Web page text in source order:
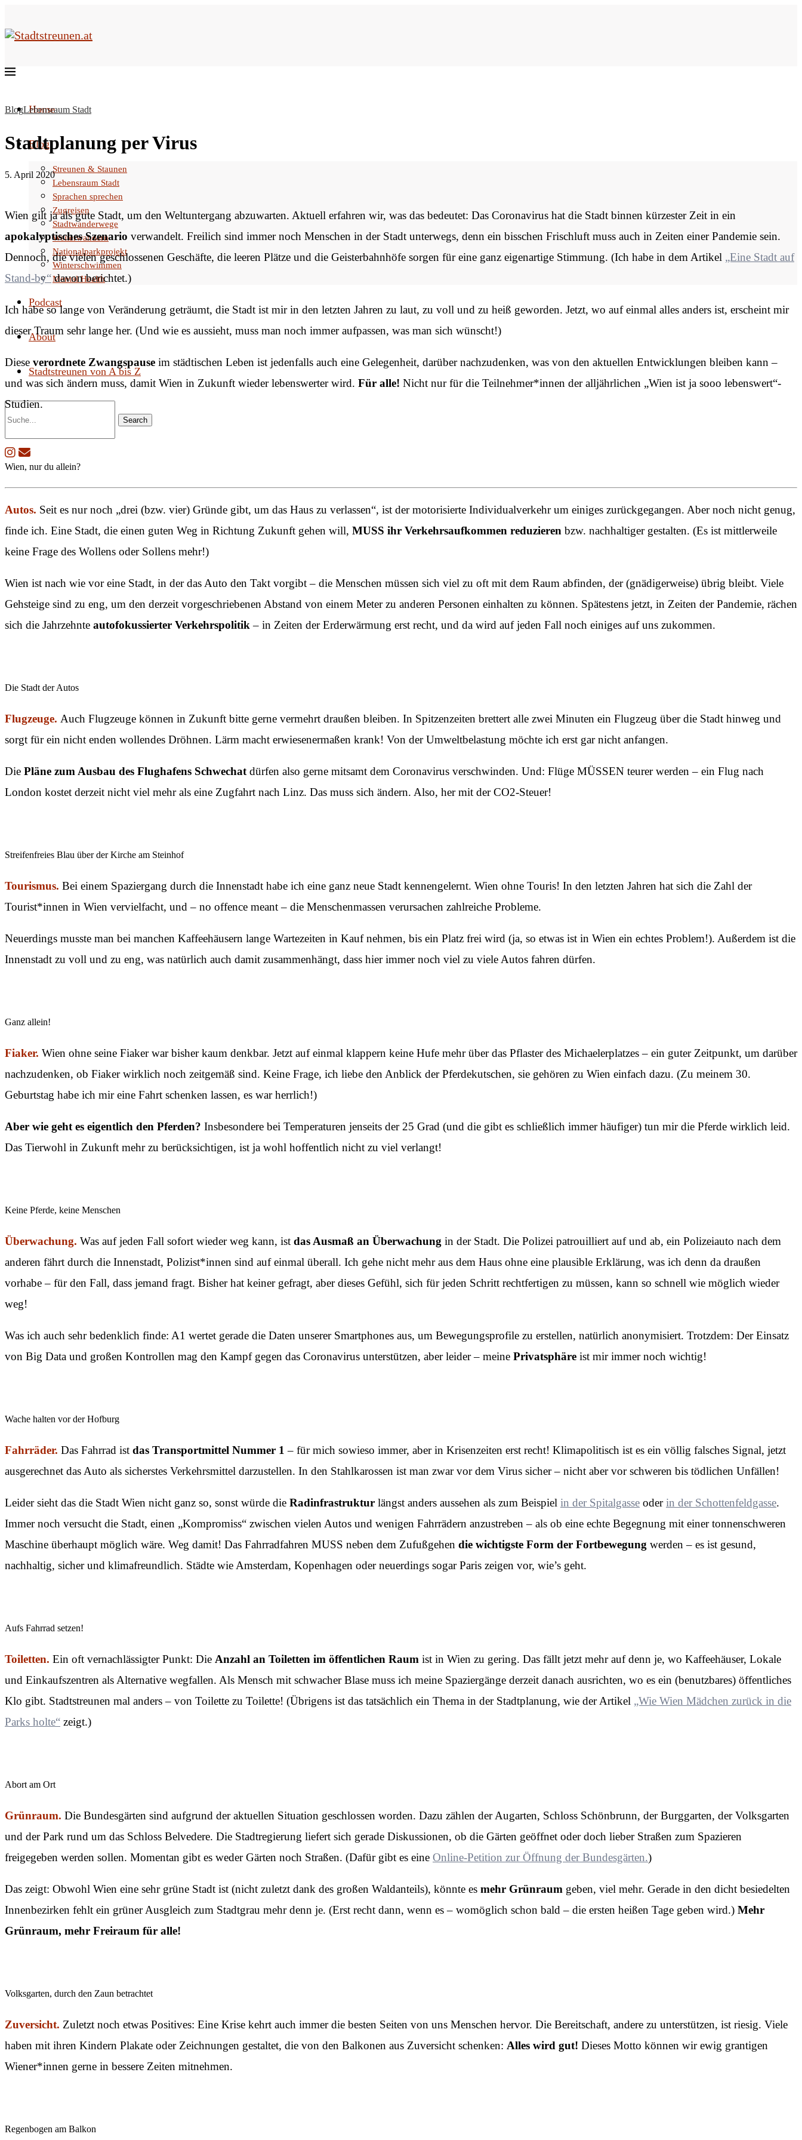
Home
Blog
Streunen & Staunen
Lebensraum Stadt
Sprachen sprechen
Zugreisen
Stadtwanderwege
Weiterwandern
Nationalparkprojekt
Winterschwimmen
Mental Health
Podcast
About
Stadtstreunen von A bis Z
Search
BlogLebensraum Stadt
Stadtplanung per Virus
5. April 2020
Wien gilt ja als gute Stadt, um den Weltuntergang abzuwarten. Aktuell erfahren wir, was das bedeutet: Das Coronavirus hat die Stadt binnen kürzester Zeit in ein
apokalyptisches Szenario verwandelt. Freilich sind immer noch Menschen in der Stadt unterwegs, denn ein bisschen Frischluft muss auch in Zeiten einer Pandemie sein.
Dennoch, die vielen geschlossenen Geschäfte, die leeren Plätze und die Geisterbahnhöfe sorgen für eine ganz eigenartige Stimmung. (Ich habe in dem Artikel „Eine Stadt auf
Stand-by“davon berichtet.)
Ich habe so lange von Veränderung geträumt, die Stadt ist mir in den letzten Jahren zu laut, zu voll und zu heiß geworden. Jetzt, wo auf einmal alles anders ist, erscheint mir
dieser Traum sehr lange her. (Und wie es aussieht, muss man noch immer aufpassen, was man sich wünscht!)
Diese verordnete Zwangspause im städtischen Leben ist jedenfalls auch eine Gelegenheit, darüber nachzudenken, was von den aktuellen Entwicklungen bleiben kann –
und was sich ändern muss, damit Wien in Zukunft wieder lebenswerter wird. Für alle! Nicht nur für die Teilnehmer*innen der alljährlichen „Wien ist ja sooo lebenswert“-
Studien.
Wien, nur du allein?
Autos. Seit es nur noch „drei (bzw. vier) Gründe gibt, um das Haus zu verlassen“, ist der motorisierte Individualverkehr um einiges zurückgegangen. Aber noch nicht genug,
finde ich. Eine Stadt, die einen guten Weg in Richtung Zukunft gehen will, MUSS ihr Verkehrsaufkommen reduzieren bzw. nachhaltiger gestalten. (Es ist mittlerweile
keine Frage des Wollens oder Sollens mehr!)
Wien ist nach wie vor eine Stadt, in der das Auto den Takt vorgibt – die Menschen müssen sich viel zu oft mit dem Raum abfinden, der (gnädigerweise) übrig bleibt. Viele
Gehsteige sind zu eng, um den derzeit vorgeschriebenen Abstand von einem Meter zu anderen Personen einhalten zu können. Spätestens jetzt, in Zeiten der Pandemie, rächen
sich die Jahrzehnte autofokussierter Verkehrspolitik – in Zeiten der Erderwärmung erst recht, und da wird auf jeden Fall noch einiges auf uns zukommen.
Die Stadt der Autos
Flugzeuge. Auch Flugzeuge können in Zukunft bitte gerne vermehrt draußen bleiben. In Spitzenzeiten brettert alle zwei Minuten ein Flugzeug über die Stadt hinweg und
sorgt für ein nicht enden wollendes Dröhnen. Lärm macht erwiesenermaßen krank! Von der Umweltbelastung möchte ich erst gar nicht anfangen.
Die Pläne zum Ausbau des Flughafens Schwechat dürfen also gerne mitsamt dem Coronavirus verschwinden. Und: Flüge MÜSSEN teurer werden – ein Flug nach
London kostet derzeit nicht viel mehr als eine Zugfahrt nach Linz. Das muss sich ändern. Also, her mit der CO2-Steuer!
Streifenfreies Blau über der Kirche am Steinhof
Tourismus. Bei einem Spaziergang durch die Innenstadt habe ich eine ganz neue Stadt kennengelernt. Wien ohne Touris! In den letzten Jahren hat sich die Zahl der
Tourist*innen in Wien vervielfacht, und – no offence meant – die Menschenmassen verursachen zahlreiche Probleme.
Neuerdings musste man bei manchen Kaffeehäusern lange Wartezeiten in Kauf nehmen, bis ein Platz frei wird (ja, so etwas ist in Wien ein echtes Problem!). Außerdem ist die
Innenstadt zu voll und zu eng, was natürlich auch damit zusammenhängt, dass hier immer noch viel zu viele Autos fahren dürfen.
Ganz allein!
Fiaker. Wien ohne seine Fiaker war bisher kaum denkbar. Jetzt auf einmal klappern keine Hufe mehr über das Pflaster des Michaelerplatzes – ein guter Zeitpunkt, um darüber
nachzudenken, ob Fiaker wirklich noch zeitgemäß sind. Keine Frage, ich liebe den Anblick der Pferdekutschen, sie gehören zu Wien einfach dazu. (Zu meinem 30.
Geburtstag habe ich mir eine Fahrt schenken lassen, es war herrlich!)
Aber wie geht es eigentlich den Pferden? Insbesondere bei Temperaturen jenseits der 25 Grad (und die gibt es schließlich immer häufiger) tun mir die Pferde wirklich leid.
Das Tierwohl in Zukunft mehr zu berücksichtigen, ist ja wohl hoffentlich nicht zu viel verlangt!
Keine Pferde, keine Menschen
Überwachung. Was auf jeden Fall sofort wieder weg kann, ist das Ausmaß an Überwachung in der Stadt. Die Polizei patrouilliert auf und ab, ein Polizeiauto nach dem
anderen fährt durch die Innenstadt, Polizist*innen sind auf einmal überall. Ich gehe nicht mehr aus dem Haus ohne eine plausible Erklärung, was ich denn da draußen
vorhabe – für den Fall, dass jemand fragt. Bisher hat keiner gefragt, aber dieses Gefühl, sich für jeden Schritt rechtfertigen zu müssen, kann so schnell wie möglich wieder
weg!
Was ich auch sehr bedenklich finde: A1 wertet gerade die Daten unserer Smartphones aus, um Bewegungsprofile zu erstellen, natürlich anonymisiert. Trotzdem: Der Einsatz
von Big Data und großen Kontrollen mag den Kampf gegen das Coronavirus unterstützen, aber leider – meine Privatsphäre ist mir immer noch wichtig!
Wache halten vor der Hofburg
Fahrräder. Das Fahrrad ist das Transportmittel Nummer 1 – für mich sowieso immer, aber in Krisenzeiten erst recht! Klimapolitisch ist es ein völlig falsches Signal, jetzt
ausgerechnet das Auto als sicherstes Verkehrsmittel darzustellen. In den Stahlkarossen ist man zwar vor dem Virus sicher – nicht aber vor schweren bis tödlichen Unfällen!
Leider sieht das die Stadt Wien nicht ganz so, sonst würde die Radinfrastruktur längst anders aussehen als zum Beispiel in der Spitalgasse oder in der Schottenfeldgasse.
Immer noch versucht die Stadt, einen „Kompromiss“ zwischen vielen Autos und wenigen Fahrrädern anzustreben – als ob eine echte Begegnung mit einer tonnenschweren
Maschine überhaupt möglich wäre. Weg damit! Das Fahrradfahren MUSS neben dem Zufußgehen die wichtigste Form der Fortbewegung werden – es ist gesund,
nachhaltig, sicher und klimafreundlich. Städte wie Amsterdam, Kopenhagen oder neuerdings sogar Paris zeigen vor, wie’s geht.
Aufs Fahrrad setzen!
Toiletten. Ein oft vernachlässigter Punkt: Die Anzahl an Toiletten im öffentlichen Raum ist in Wien zu gering. Das fällt jetzt mehr auf denn je, wo Kaffeehäuser, Lokale
und Einkaufszentren als Alternative wegfallen. Als Mensch mit schwacher Blase muss ich meine Spaziergänge derzeit danach ausrichten, wo es ein (benutzbares) öffentliches
Klo gibt. Stadtstreunen mal anders – von Toilette zu Toilette! (Übrigens ist das tatsächlich ein Thema in der Stadtplanung, wie der Artikel „Wie Wien Mädchen zurück in die
Parks holte“ zeigt.)
Abort am Ort
Grünraum. Die Bundesgärten sind aufgrund der aktuellen Situation geschlossen worden. Dazu zählen der Augarten, Schloss Schönbrunn, der Burggarten, der Volksgarten
und der Park rund um das Schloss Belvedere. Die Stadtregierung liefert sich gerade Diskussionen, ob die Gärten geöffnet oder doch lieber Straßen zum Spazieren
freigegeben werden sollen. Momentan gibt es weder Gärten noch Straßen. (Dafür gibt es eine Online-Petition zur Öffnung der Bundesgärten.)
Das zeigt: Obwohl Wien eine sehr grüne Stadt ist (nicht zuletzt dank des großen Waldanteils), könnte es mehr Grünraum geben, viel mehr. Gerade in den dicht besiedelten
Innenbezirken fehlt ein grüner Ausgleich zum Stadtgrau mehr denn je. (Erst recht dann, wenn es – womöglich schon bald – die ersten heißen Tage geben wird.) Mehr
Grünraum, mehr Freiraum für alle!
Volksgarten, durch den Zaun betrachtet
Zuversicht. Zuletzt noch etwas Positives: Eine Krise kehrt auch immer die besten Seiten von uns Menschen hervor. Die Bereitschaft, andere zu unterstützen, ist riesig. Viele
haben mit ihren Kindern Plakate oder Zeichnungen gestaltet, die von den Balkonen aus Zuversicht schenken: Alles wird gut! Dieses Motto können wir ewig grantigen
Wiener*innen gerne in bessere Zeiten mitnehmen.
Regenbogen am Balkon